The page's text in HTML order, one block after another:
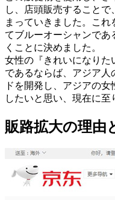
し、店頭販売すること
まっていきました。こ
てブルーオーシャンであ
くことに決めました。
女性の『きれいになりた
であるならば、アジア人
ドを開発し、アジアの
したいと思い、現在に至
販路拡大の理由